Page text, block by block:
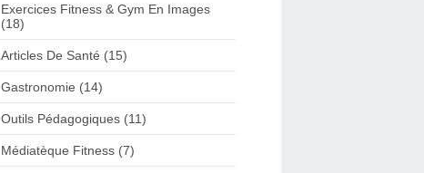
Exercices Fitness & Gym En Images
(18)
Articles De Santé (15)
Gastronomie (14)
Outils Pédagogiques (11)
Médiatèque Fitness (7)